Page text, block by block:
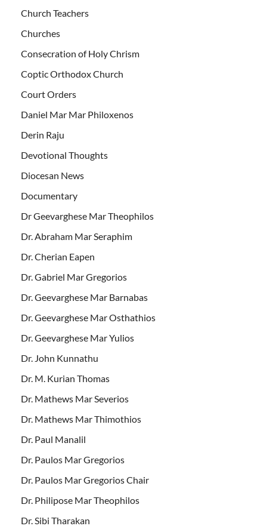
Church Teachers
Churches
Consecration of Holy Chrism
Coptic Orthodox Church
Court Orders
Daniel Mar Mar Philoxenos
Derin Raju
Devotional Thoughts
Diocesan News
Documentary
Dr Geevarghese Mar Theophilos
Dr. Abraham Mar Seraphim
Dr. Cherian Eapen
Dr. Gabriel Mar Gregorios
Dr. Geevarghese Mar Barnabas
Dr. Geevarghese Mar Osthathios
Dr. Geevarghese Mar Yulios
Dr. John Kunnathu
Dr. M. Kurian Thomas
Dr. Mathews Mar Severios
Dr. Mathews Mar Thimothios
Dr. Paul Manalil
Dr. Paulos Mar Gregorios
Dr. Paulos Mar Gregorios Chair
Dr. Philipose Mar Theophilos
Dr. Sibi Tharakan